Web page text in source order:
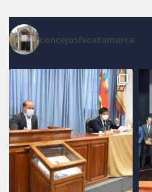
concejosfvcatamarca